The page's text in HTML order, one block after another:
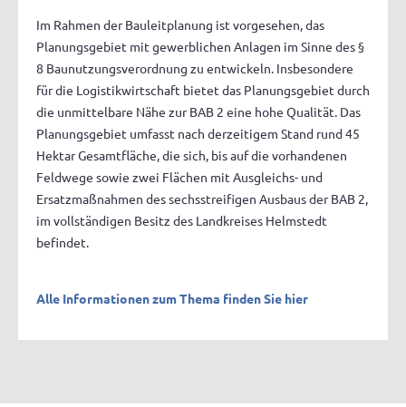
Im Rahmen der Bauleitplanung ist vorgesehen, das
Planungsgebiet mit gewerblichen Anlagen im Sinne des §
8 Baunutzungsverordnung zu entwickeln. Insbesondere
für die Logistikwirtschaft bietet das Planungsgebiet durch
die unmittelbare Nähe zur BAB 2 eine hohe Qualität. Das
Planungsgebiet umfasst nach derzeitigem Stand rund 45
Hektar Gesamtfläche, die sich, bis auf die vorhandenen
Feldwege sowie zwei Flächen mit Ausgleichs- und
Ersatzmaßnahmen des sechsstreifigen Ausbaus der BAB 2,
im vollständigen Besitz des Landkreises Helmstedt
befindet.
Alle Informationen zum Thema finden Sie hier